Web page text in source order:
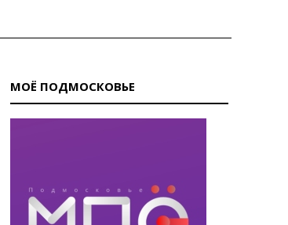
МОЁ ПОДМОСКОВЬЕ